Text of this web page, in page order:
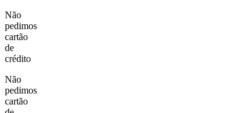
Não
pedimos
cartão
de
crédito
Não
pedimos
cartão